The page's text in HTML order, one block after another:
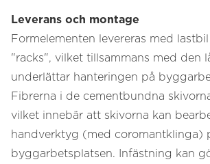
Leverans och montage
Formelementen levereras med
"racks", vilket tillsammans med den
underlättar hanteringen på
Fibrerna i de cementbundna
vilket innebär att skivorna kan
handverktyg (med coromantklinga)
byggarbetsplatsen. Infästning kan